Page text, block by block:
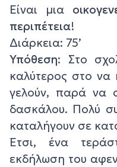
Είναι μια
περιπέτεια!
Διάρκεια: 75’
Υπόθεση: Στο
καλύτερος στο να
γελούν, παρά να
δασκάλου. Πολύ
καταλήγουν σε
Έτσι, ένα
εκδήλωση του